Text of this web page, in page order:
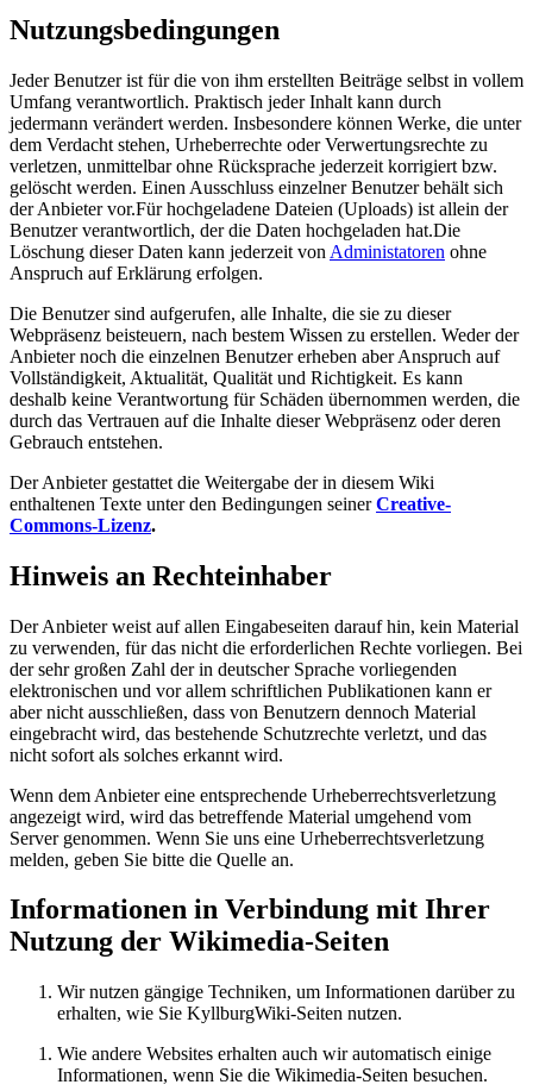
Nutzungsbedingungen
Jeder Benutzer ist für die von ihm erstellten Beiträge selbst in vollem
Umfang verantwortlich. Praktisch jeder Inhalt kann durch
jedermann verändert werden. Insbesondere können Werke, die unter
dem Verdacht stehen, Urheberrechte oder Verwertungsrechte zu
verletzen, unmittelbar ohne Rücksprache jederzeit korrigiert bzw.
gelöscht werden. Einen Ausschluss einzelner Benutzer behält sich
der Anbieter vor.Für hochgeladene Dateien (Uploads) ist allein der
Benutzer verantwortlich, der die Daten hochgeladen hat.Die
Löschung dieser Daten kann jederzeit von Administatoren ohne
Anspruch auf Erklärung erfolgen.
Die Benutzer sind aufgerufen, alle Inhalte, die sie zu dieser
Webpräsenz beisteuern, nach bestem Wissen zu erstellen. Weder der
Anbieter noch die einzelnen Benutzer erheben aber Anspruch auf
Vollständigkeit, Aktualität, Qualität und Richtigkeit. Es kann
deshalb keine Verantwortung für Schäden übernommen werden, die
durch das Vertrauen auf die Inhalte dieser Webpräsenz oder deren
Gebrauch entstehen.
Der Anbieter gestattet die Weitergabe der in diesem Wiki
enthaltenen Texte unter den Bedingungen seinerCreative-
Commons-Lizenz.
Hinweis an Rechteinhaber
Der Anbieter weist auf allen Eingabeseiten darauf hin, kein Material
zu verwenden, für das nicht die erforderlichen Rechte vorliegen. Bei
der sehr großen Zahl der in deutscher Sprache vorliegenden
elektronischen und vor allem schriftlichen Publikationen kann er
aber nicht ausschließen, dass von Benutzern dennoch Material
eingebracht wird, das bestehende Schutzrechte verletzt, und das
nicht sofort als solches erkannt wird.
Wenn dem Anbieter eine entsprechende Urheberrechtsverletzung
angezeigt wird, wird das betreffende Material umgehend vom
Server genommen. Wenn Sie uns eine Urheberrechtsverletzung
melden, geben Sie bitte die Quelle an.
Informationen in Verbindung mit Ihrer
Nutzung der Wikimedia-Seiten
Wir nutzen gängige Techniken, um Informationen darüber zu
erhalten, wie Sie KyllburgWiki-Seiten nutzen.
Wie andere Websites erhalten auch wir automatisch einige
Informationen, wenn Sie die Wikimedia-Seiten besuchen.